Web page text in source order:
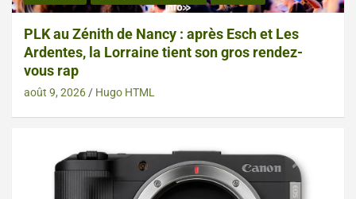
PLK au Zénith de Nancy : après Esch et Les
Ardentes, la Lorraine tient son gros rendez-
vous rap
août 9, 2026 Hugo HTML